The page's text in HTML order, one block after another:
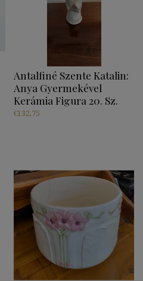
Antalfiné Szente Katalin:
Anya Gyermekével
Kerámia Figura 20. Sz.
€132,75